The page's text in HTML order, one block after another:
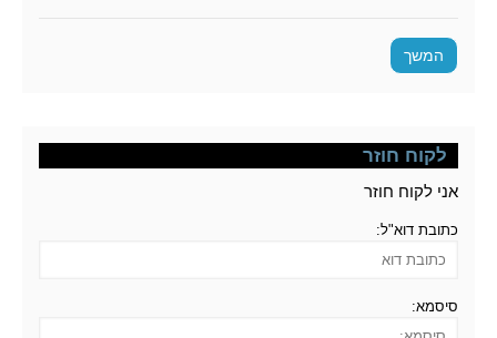
המשך
לקוח חוזר
אני לקוח חוזר
כתובת דוא"ל:
סיסמא: